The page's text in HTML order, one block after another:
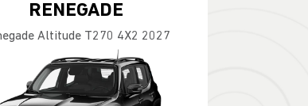
RENEGADE
Altitude T270 4X2 2027